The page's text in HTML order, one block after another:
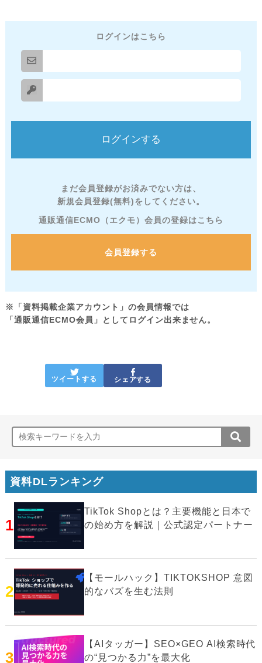
ログインはこちら
まだ会員登録がお済みでない方は、
新規会員登録(無料)をしてください。
通販通信ECMO（エクモ）会員の登録はこちら
会員登録する
※「資料掲載企業アカウント」の会員情報では
「通販通信ECMO会員」としてログイン出来ません。
ツイートする シェアする
資料DLランキング
1
TikTok Shopとは？主要機能と日本で
の始め方を解説｜公式認定パートナー
2
【モールハック】TIKTOKSHOP 意図
的なバズを生む法則
3
【AIタッガー】SEO×GEO AI検索時代
の“見つかる力”を最大化